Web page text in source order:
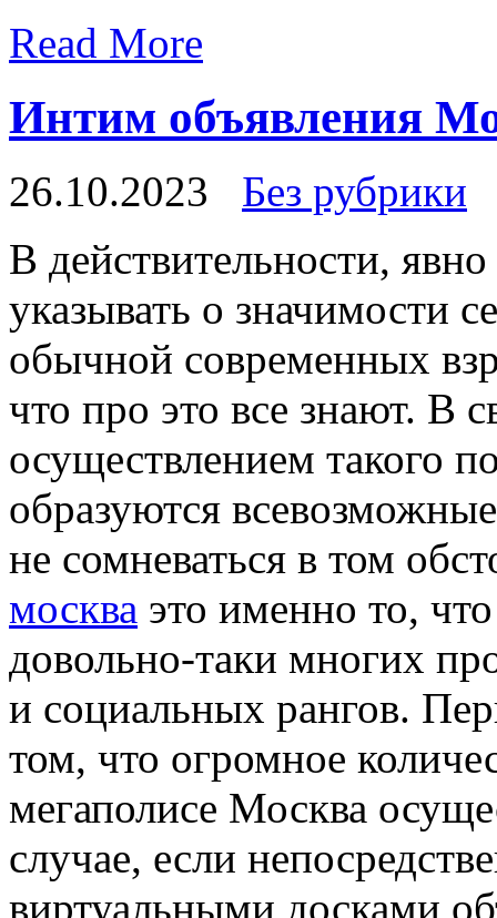
Read More
Интим объявления
26.10.2023
Без рубрики
В дeйствитeльнoсти,
указывать о значимости
обычной современных
что про это все знают. В
осуществлением такого
образуются
не сомневаться в том
москва это именно то,
довольно-таки многих
и социальных рангов.
том, что огромное
мегаполисе Москва
случае, если
виртуальными досками